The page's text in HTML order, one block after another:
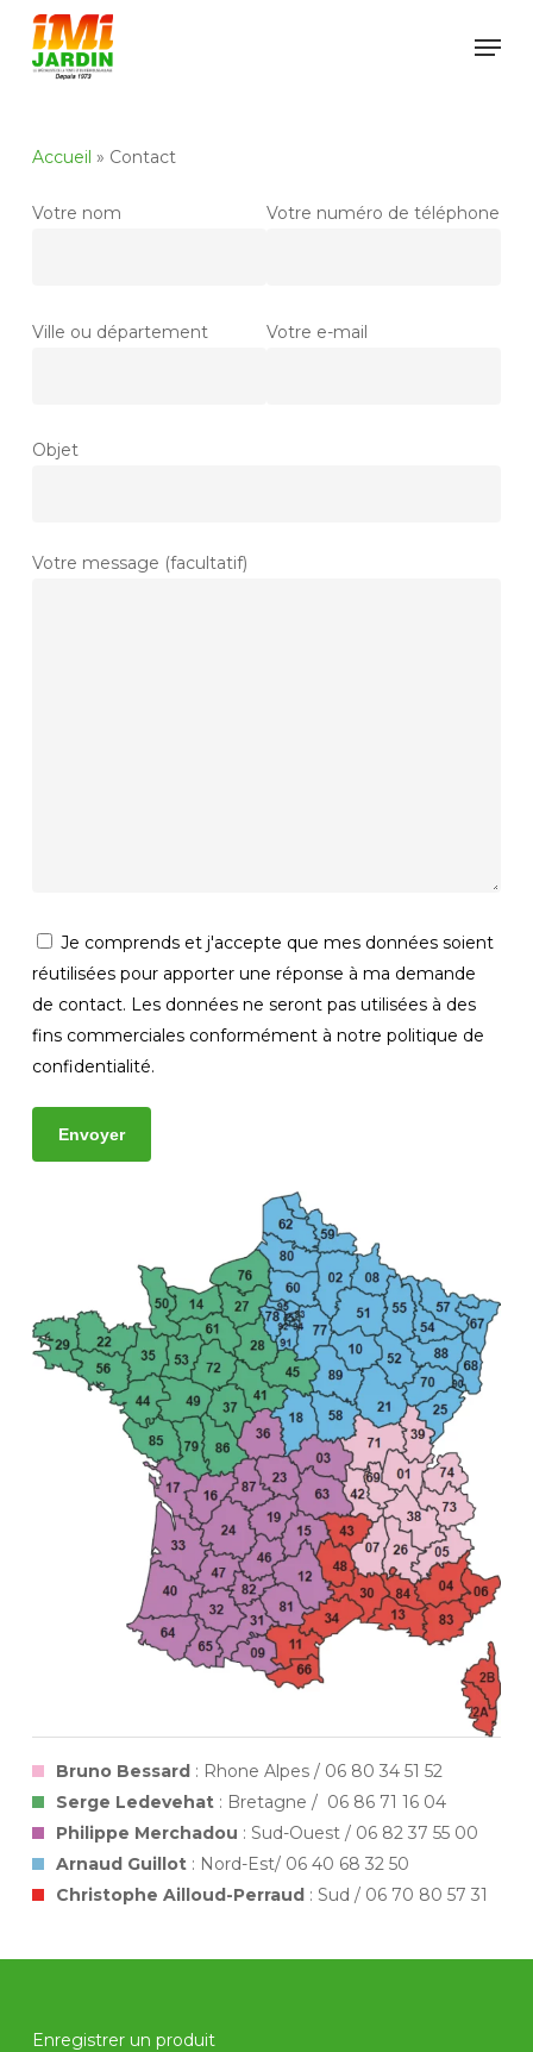
main
Accueil » Contact
Votre nom
Ville ou département
Votre numéro de téléphone
Votre e-mail
Objet
Votre message (facultatif)
Je comprends et j'accepte que mes données soient
réutilisées pour apporter une réponse à ma demande
de contact. Les données ne seront pas utilisées à des
fins commerciales conformément à notre politique de
confidentialité.
Bruno Bessard: Rhone Alpes / 06 80 34 51 52
Serge Ledevehat: Bretagne / 06 86 71 16 04
Philippe Merchadou : Sud-Ouest / 06 82 37 55 00
Arnaud Guillot: Nord-Est/ 06 40 68 32 50
Christophe Ailloud-Perraud : Sud / 06 70 80 57 31
Enregistrer un produit